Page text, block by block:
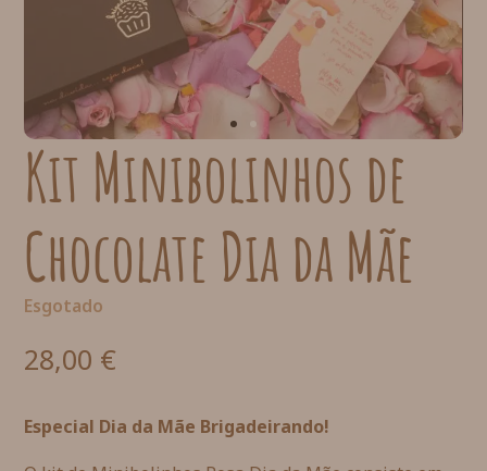
Kit Minibolinhos de
Chocolate Dia da Mãe
28,00 €
Especial Dia da Mãe Brigadeirando!
Esgotado